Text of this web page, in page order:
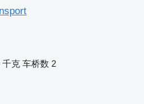
千克 车桥数 2